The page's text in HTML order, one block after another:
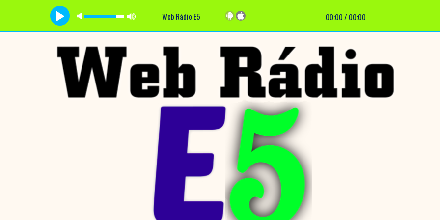
Web Rádio E5 00:00/ 00:00